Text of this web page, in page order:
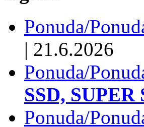
Ponuda/
| 21.6.2026
Ponuda/
SSD, SUPER
Ponuda/